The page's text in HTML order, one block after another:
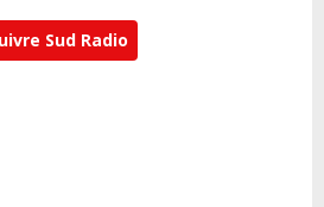
Sud Radio